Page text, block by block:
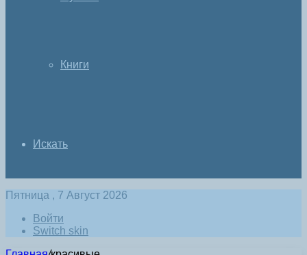
Книги
Искать
Пятница , 7 Август 2026
Войти
Switch skin